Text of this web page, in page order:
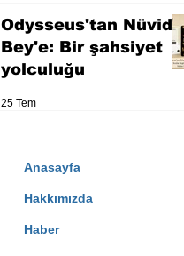
Odysseus'tan Nüvid
Bey'e: Bir şahsiyet
yolculuğu
25 Tem
Anasayfa
Hakkımızda
Haber